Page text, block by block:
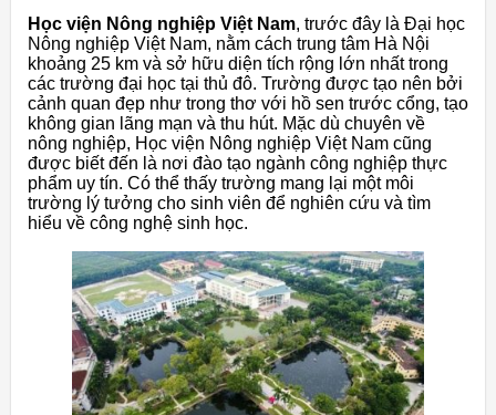
Học viện Nông nghiệp Việt Nam, trước đây là Đại học
Nông nghiệp Việt Nam, nằm cách trung tâm Hà Nội
khoảng 25 km và sở hữu diện tích rộng lớn nhất trong
các trường đại học tại thủ đô. Trường được tạo nên bởi
cảnh quan đẹp như trong thơ với hồ sen trước cổng, tạo
không gian lãng mạn và thu hút. Mặc dù chuyên về
nông nghiệp, Học viện Nông nghiệp Việt Nam cũng
được biết đến là nơi đào tạo ngành công nghiệp thực
phẩm uy tín. Có thể thấy trường mang lại một môi
trường lý tưởng cho sinh viên để nghiên cứu và tìm
hiểu về công nghệ sinh học.